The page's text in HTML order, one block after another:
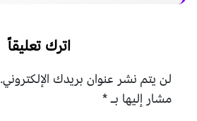
اترك تعليقاً
لن يتم نشر عنوان بريدك الإلكتروني.
مشار إليها بـ*